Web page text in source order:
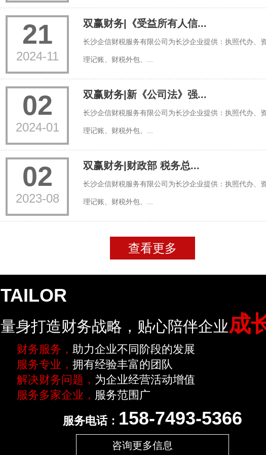
21
2024-11
双赢财务|《受益所有人信...
长沙企信财税服务有限公司为长沙企业提供：执照代办、
理记账、财税外包、...
02
2024-01
双赢财务|新《公司法》强...
长沙企信财税服务有限公司为长沙企业提供：执照代办、
理记账、财税外包、...
02
2023-08
双赢财务|财政部 税务总...
长沙企信财税服务有限公司为长沙企业提供：执照代办、
理记账、财税外包、...
查看更多
TAILOR
量身打造财务战略，贴心陪伴企业成
财务服务， 助力企业不同阶段的发展
服务专业， 拥有经验丰富的团队
解决财务问题， 为企业经营活动增值
服务多家企业， 服务范围广
服务电话： 158-7493-5366
咨询更多信息